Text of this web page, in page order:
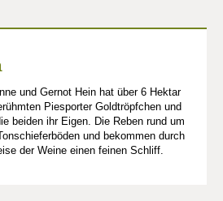
und Gernot Hein hat über 6 Hektar
Piesporter Goldtröpfchen und
beiden ihr Eigen. Die Reben rund um
und bekommen durch
der Weine einen feinen Schliff.